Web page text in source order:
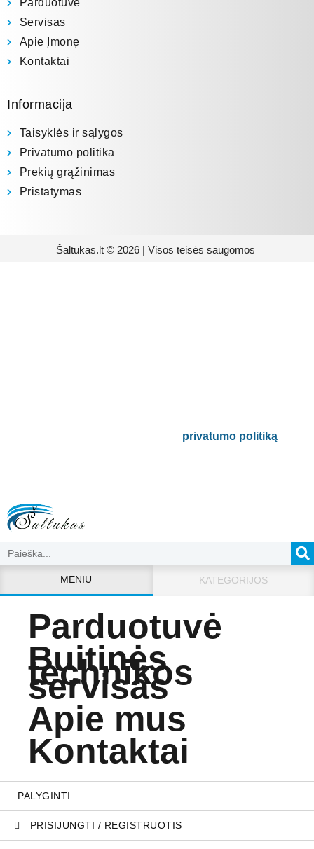
Servisas
Apie Įmonę
Kontaktai
Informacija
Taisyklės ir sąlygos
Privatumo politika
Prekių grąžinimas
Pristatymas
Šaltukas.lt © 2026 | Visos teisės saugomos
privatumo politiką.
MENIU KATEGORIJOS
Parduotuvė
Buitinės
technikos
servisas
Apie mus
Kontaktai
PALYGINTI
PRISIJUNGTI / REGISTRUOTIS